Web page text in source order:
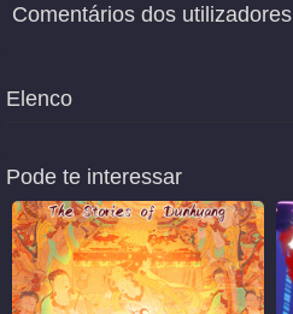
Comentários dos utilizadores
Elenco
Pode te interessar